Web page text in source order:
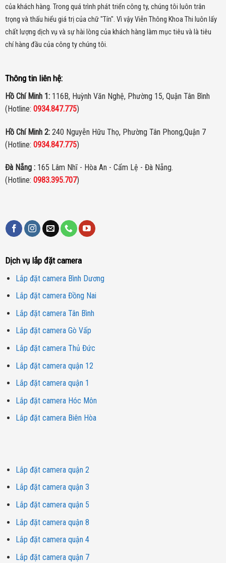
của khách hàng. Trong quá trình phát triển công ty, chúng tôi luôn trân
trọng và thấu hiểu giá trị của chữ "Tín". Vì vậy Viễn Thông Khoa Thi luôn lấy
chất lượng dịch vụ và sự hài lòng của khách hàng làm mục tiêu và là tiêu
chí hàng đầu của công ty chúng tôi.
Thông tin liên hệ:
Hồ Chí Minh 1:116B, Huỳnh Văn Nghệ, Phường 15, Quận Tân Bình
(Hotline: 0934.847.775)
Hồ Chí Minh 2:240 Nguyễn Hữu Thọ, Phường Tân Phong,Quận 7
(Hotline: 0934.847.775)
Đà Nẵng :165 Lâm Nhĩ - Hòa An - Cẩm Lệ - Đà Nẵng.
(Hotline: 0983.395.707)
Dịch vụ lắp đặt camera
Lắp đặt camera Bình Dương
Lắp đặt camera Đồng Nai
Lắp đặt camera Tân Bình
Lắp đặt camera Gò Vấp
Lắp đặt camera Thủ Đức
Lắp đặt camera quận 12
Lắp đặt camera quận 1
Lắp đặt camera Hóc Môn
Lắp đặt camera Biên Hòa
Lắp đặt camera quận 2
Lắp đặt camera quận 3
Lắp đặt camera quận 5
Lắp đặt camera quận 8
Lắp đặt camera quận 4
Lắp đặt camera quận 7